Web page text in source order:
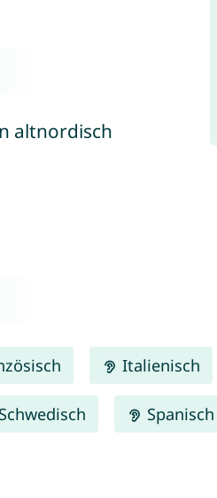
altnordisch
Italienisch
Schwedisch Spanisch